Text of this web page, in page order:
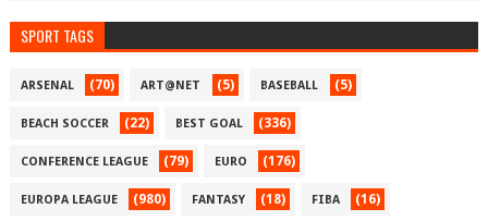
SPORT TAGS
ARSENAL (70) ART@NET (5) BASEBALL (5)
BEACH SOCCER (22) BEST GOAL (336)
CONFERENCE LEAGUE (79) EURO (176)
EUROPA LEAGUE (980) FANTASY (18) FIBA (16)